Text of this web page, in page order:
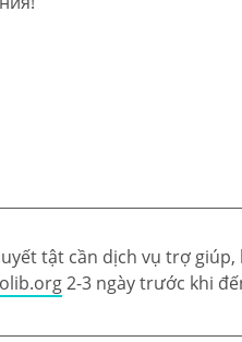
tật cần dịch vụ trợ giúp,
2-3 ngày trước khi